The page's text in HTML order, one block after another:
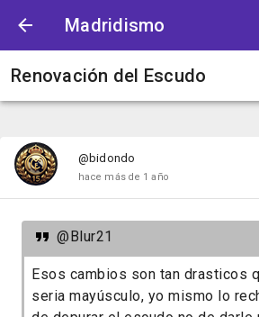
Madridismo
Renovación del Escudo
@bidondo
hace más de 1 año
@Blur21
Esos cambios son tan drasticos
seria mayúsculo, yo mismo lo